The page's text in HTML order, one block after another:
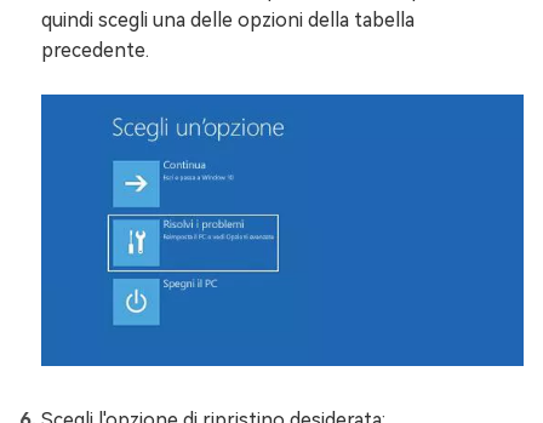
quindi scegli una delle opzioni della tabella
precedente.